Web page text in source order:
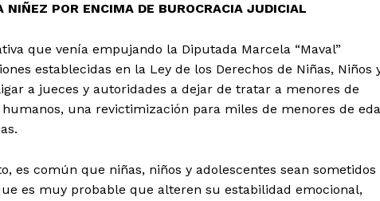
POR ENCIMA DE BUROCRACIA JUDICIAL
que venía empujando la Diputada Marcela “Maval”
establecidas en la Ley de los Derechos de Niñas, Niños
a jueces y autoridades a dejar de tratar a menores de
una revictimización para miles de menores de
es común que niñas, niños y adolescentes sean sometidos
es muy probable que alteren su estabilidad emocional,